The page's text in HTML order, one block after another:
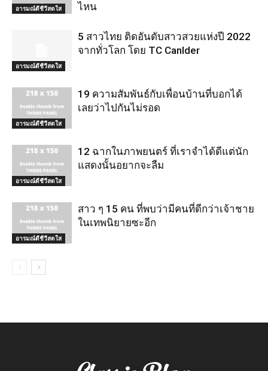
อารมณ์ดีชีวีสดใส
ไหน
อารมณ์ดีชีวีสดใส
5 สาวไทย ติดอันดับสาวสวยแห่งปี 2022
จากทั่วโลก โดย TC Canlder
อารมณ์ดีชีวีสดใส
19 ความสัมพันธ์กับเพื่อนบ้านที่บอกได้
เลยว่าไปกันไม่รอด
อารมณ์ดีชีวีสดใส
12 ฉากในภาพยนตร์ ที่เราจำได้ดีแต่นัก
แสดงนั้นอยากจะลืม
อารมณ์ดีชีวีสดใส
สาว ๆ 15 คน ที่พบว่ามีคนที่ดีกว่าเจ้าชาย
ในเทพนิยายซะอีก